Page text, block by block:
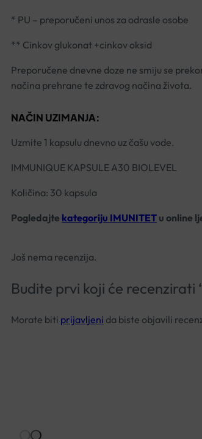
* PU – preporučeni unos za odrasle osobe
** Cinkov glukonat +cinkov oksid
Preporučene dnevne doze ne smiju se
načina prehrane te zdravog načina života.
NAČIN UZIMANJA:
Uzmite 1 kapsulu dnevno uz čašu vode.
IMMUNIQUE KAPSULE A30 BIOLEVEL
Količina: 30 kapsula
Pogledajte kategoriju IMUNITET u online
Još nema recenzija.
Budite prvi koji će recenzirati
Morate biti prijavljeni da biste objavili